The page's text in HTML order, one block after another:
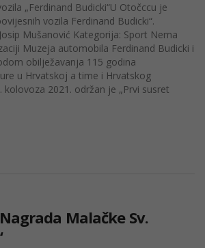
„Ferdinand Budicki“U Otočccu je
vozila Ferdinand Budicki“.
Mušanović Kategorija: Sport Nema
Muzeja automobila Ferdinand Budicki i
obilježavanja 115 godina
u Hrvatskoj a time i Hrvatskog
kolovoza 2021. održan je „Prvi susret
Malačke Sv.